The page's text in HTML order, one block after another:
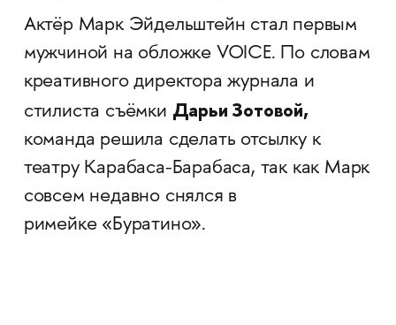
Актёр Марк Эйдельштейн стал первым
мужчиной на обложке VOICE. По словам
креативного директора журнала и
стилиста съёмки Дарьи Зотовой,
команда решила сделать отсылку к
театру Карабаса-Барабаса, так как Марк
совсем недавно снялся в
римейке «Буратино».